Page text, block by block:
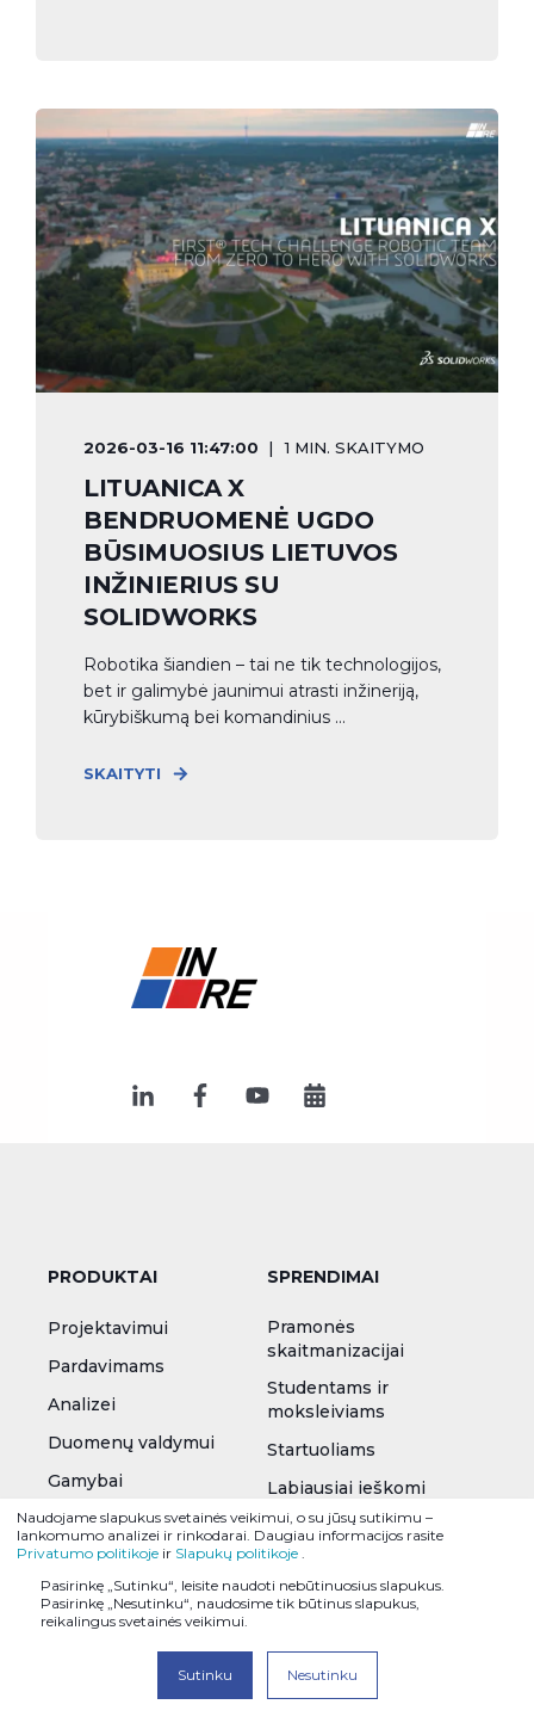
Naudojame slapukus svetainės veikimui, o su jūsų sutikimu –
lankomumo analizei ir rinkodarai. Daugiau informacijos rasite
Privatumo politikoje ir Slapukų politikoje .
Pasirinkę „Sutinku“, leisite naudoti nebūtinuosius slapukus.
Pasirinkę „Nesutinku“, naudosime tik būtinus slapukus,
reikalingus svetainės veikimui.
Sutinku Nesutinku
2026-03-16 11:47:00 1 MIN. SKAITYMO
LITUANICA X
BENDRUOMENĖ UGDO
BŪSIMUOSIUS LIETUVOS
INŽINIERIUS SU
SOLIDWORKS
Robotika šiandien – tai ne tik technologijos,
bet ir galimybė jaunimui atrasti inžineriją,
kūrybiškumą bei komandinius ...
SKAITYTI
PRODUKTAI
Projektavimui
Pardavimams
Analizei
Duomenų valdymui
Gamybai
SPRENDIMAI
Pramonės
skaitmanizacijai
Studentams ir
moksleiviams
Startuoliams
Labiausiai ieškomi
MOKYMAI
Neformalūs mokymai
SOLIDWORKS
NAUJIENOS
Naujienos
Straipsniai